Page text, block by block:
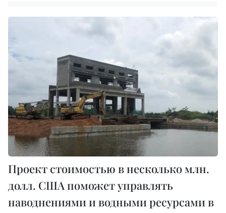
Проект стоимостью в несколько млн.
долл. США поможет управлять
наводнениями и водными ресурсами в